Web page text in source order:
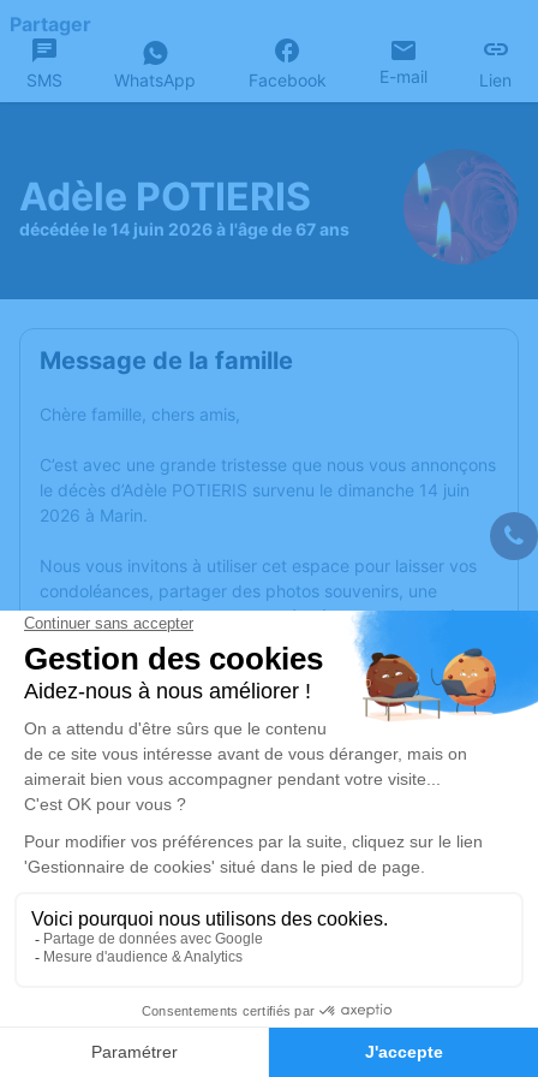
Faire-part Hommages
Partager
SMS WhatsApp Facebook E-mail Lien
Adèle POTIERIS
décédée le 14 juin 2026 à l'âge de 67 ans
Message de la famille
Chère famille, chers amis,
C’est avec une grande tristesse que nous vous annonçons
le décès d’Adèle POTIERIS survenu le dimanche 14 juin
2026 à Marin.
Nous vous invitons à utiliser cet espace pour laisser vos
condoléances, partager des photos souvenirs, une
anecdote ou exprimer vos pensées à travers des poèmes
ou des textes. Cet endroit est un lieu d'expression dédié à
honorer la mémoire d’Adèle POTIERIS.
Un service de plantation d’arbre hommage estdisponible
jeudi 18 juin 2026 à 15h30
Église Catholique de Saint-Michel de Le
François